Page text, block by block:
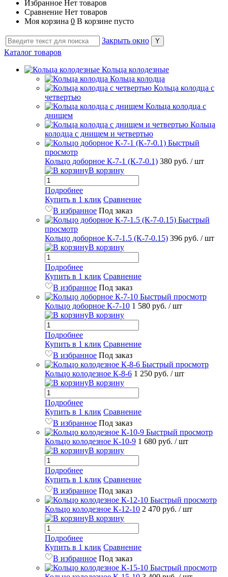
Избранное Нет товаров
Сравнение Нет товаров
Моя корзина 0 В корзине пусто
Закрыть окно
Каталог товаров
Кольца колодезные
Кольца колодца
Кольца колодца с
четвертью
Кольца колодца с
днищем
Кольца
колодца с днищем и четвертью
Быстрый
просмотр
Кольцо доборное К-7-1 (К-7-0.1) 380 руб. / шт
В корзину
Подробнее
Купить в 1 клик Сравнение
В избранное Под заказ
Быстрый
просмотр
Кольцо доборное К-7-1.5 (К-7-0.15) 396 руб. / шт
В корзину
Подробнее
Купить в 1 клик Сравнение
В избранное Под заказ
Быстрый просмотр
Кольцо доборное К-7-10 1 580 руб. / шт
В корзину
Подробнее
Купить в 1 клик Сравнение
В избранное Под заказ
Быстрый просмотр
Кольцо колодезное К-8-6 1 250 руб. / шт
В корзину
Подробнее
Купить в 1 клик Сравнение
В избранное Под заказ
Быстрый просмотр
Кольцо колодезное К-10-9 1 680 руб. / шт
В корзину
Подробнее
Купить в 1 клик Сравнение
В избранное Под заказ
Быстрый просмотр
Кольцо колодезное К-12-10 2 470 руб. / шт
В корзину
Подробнее
Купить в 1 клик Сравнение
В избранное Под заказ
Быстрый просмотр